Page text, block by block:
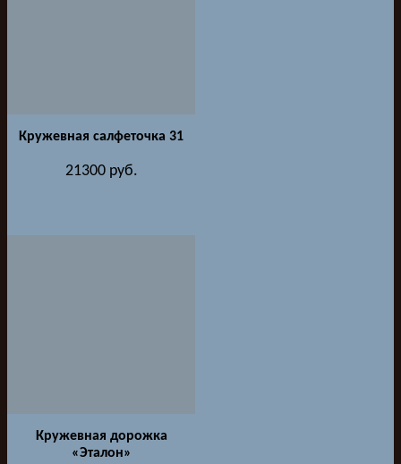
Кружевная салфеточка 31
21300руб.
Кружевная дорожка
«Эталон»